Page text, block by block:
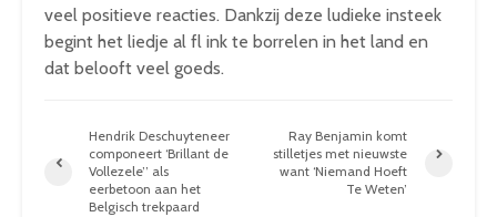
veel positieve reacties. Dankzij deze ludieke insteek
begint het liedje al fl ink te borrelen in het land en
dat belooft veel goeds.
Hendrik Deschuyteneer
componeert ‘Brillant de
Vollezele’’ als
eerbetoon aan het
Belgisch trekpaard
Ray Benjamin komt
stilletjes met nieuwste
want ‘Niemand Hoeft
Te Weten’